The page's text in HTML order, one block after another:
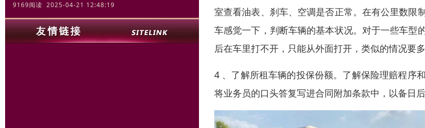
9169阅读 2025-04-21 12:48:19
室查看油表、刹车、空调是否正常。在有公里数限
车感觉一下，判断车辆的基本状况。对于一些车型
后在车里打不开，只能从外面打开，类似的情况要
4 、了解所租车辆的投保份额。了解保险理赔程序
将业务员的口头答复写进合同附加条款中，以备日后